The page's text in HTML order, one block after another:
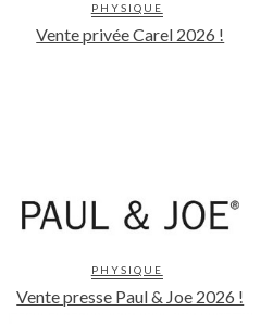
PHYSIQUE
Vente privée Carel 2026 !
PHYSIQUE
Vente presse Paul & Joe 2026 !